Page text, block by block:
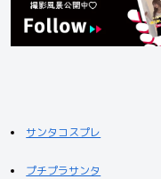
サンタコスプレ
プチプラサンタ